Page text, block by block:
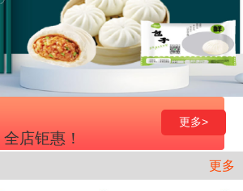
价优惠！限时限量购拼手速！~
米头上市!基地直供！
钱一只口罩惊爆全场！
良纸杯特惠6分钱一只！
· 【商城特惠】| 缠绕膜10.8元/公斤走起！活动特惠，赶紧下单吧，手慢无！
更多>
店钜惠！
更多